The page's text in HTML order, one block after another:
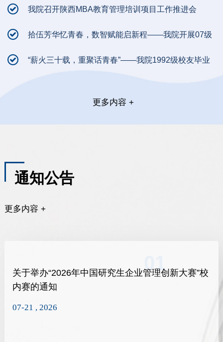
我院召开陕西MBA教育管理培训项目工作推进会
拾伍芳华忆青春，数智赋能启新程——我院开展07级
“薪火三十载，重聚话青春”——我院1992级校友毕业
更多内容 +
通知公告
更多内容 +
01
关于举办“2026年中国研究生企业管理创新大赛”校
内赛的通知
07-21 , 2026